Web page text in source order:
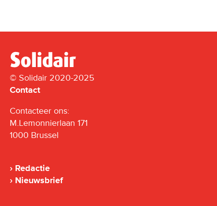
© Solidair 2020-2025
Contact
Contacteer ons:
M.Lemonnierlaan 171
1000 Brussel
Redactie
Nieuwsbrief